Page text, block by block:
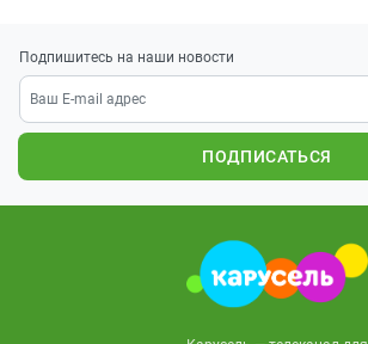
Подпишитесь на наши новости
ПОДПИСАТЬСЯ